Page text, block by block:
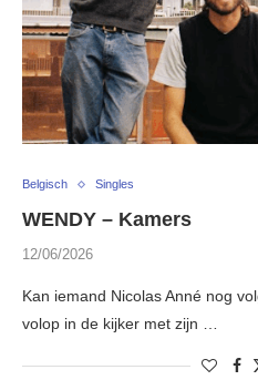
Belgisch Singles
WENDY – Kamers
12/06/2026
Kan iemand Nicolas Anné nog
volop in de kijker met zijn …